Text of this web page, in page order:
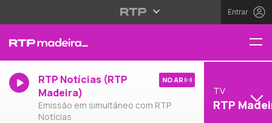
Entrar
RTP Notícias (RTP
Madeira)
Emissão em simultâneo com RTP
Notícias
NO AR
TV
RTP